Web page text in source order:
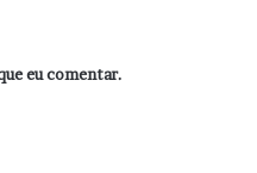
eu comentar.